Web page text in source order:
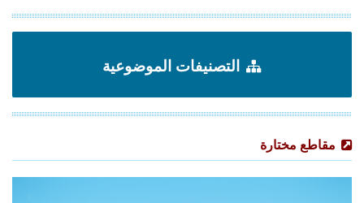
التصنيفات الموضوعية
مقاطع مختارة